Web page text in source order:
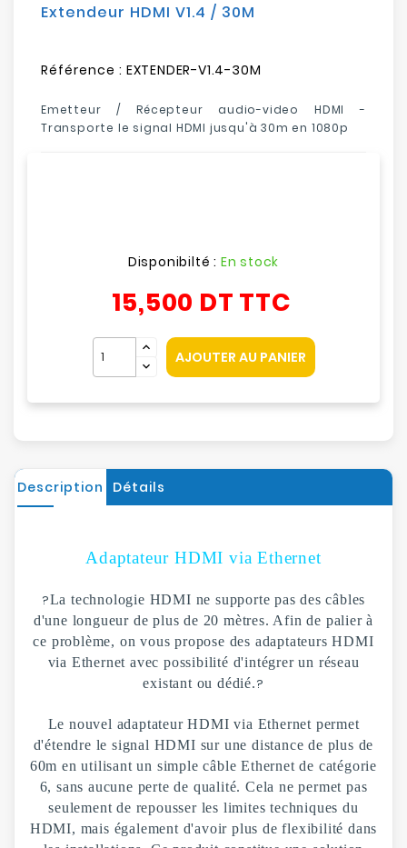
Extendeur HDMI V1.4 / 30M
Référence : EXTENDER-V1.4-30M
Emetteur / Récepteur audio-video HDMI -
Transporte le signal HDMI jusqu'à 30m en 1080p
Disponibilté : En stock
15,500 DT TTC
AJOUTER AU PANIER
Description Détails
Adaptateur HDMI via Ethernet
?La technologie HDMI ne supporte pas des câbles
d'une longueur de plus de 20 mètres. Afin de palier à
ce problème, on vous propose des adaptateurs HDMI
via Ethernet avec possibilité d'intégrer un réseau
existant ou dédié.?
Le nouvel adaptateur HDMI via Ethernet permet
d'étendre le signal HDMI sur une distance de plus de
60m en utilisant un simple câble Ethernet de catégorie
6, sans aucune perte de qualité. Cela ne permet pas
seulement de repousser les limites techniques du
HDMI, mais également d'avoir plus de flexibilité dans